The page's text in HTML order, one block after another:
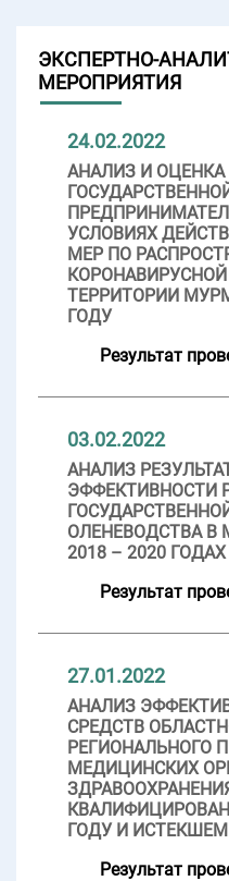
ЭКСПЕРТНО-
МЕРОПРИЯТИЯ
24.02.2022
АНАЛИЗ И
УСЛОВИЯХ
МЕР ПО
ТЕРРИТОРИИ
ГОДУ
Результат
03.02.2022
АНАЛИЗ
ЭФФЕКТИВНОСТИ
ОЛЕНЕВОДСТВА В
2018 – 2020 ГОДАХ
Результат
27.01.2022
АНАЛИЗ
СРЕДСТВ
РЕГИОНАЛЬНОГО
МЕДИЦИНСКИХ
ГОДУ И
Результат